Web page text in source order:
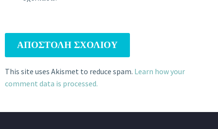
ΑΠΟΣΤΟΛΉ ΣΧΟΛΊΟΥ
This site uses Akismet to reduce spam. Learn how your
comment data is processed.